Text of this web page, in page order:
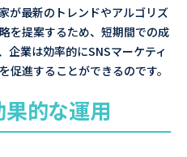
が最新のトレンドやアルゴリズ
を提案するため、短期間での成
企業は効率的にSNSマーケティ
促進することができるのです。
的な運用